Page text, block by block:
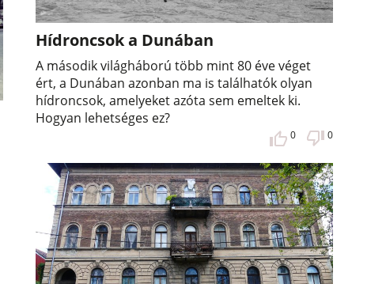
Hídroncsok a Dunában
A második világháború több mint 80 éve véget
ért, a Dunában azonban ma is találhatók olyan
hídroncsok, amelyeket azóta sem emeltek ki.
Hogyan lehetséges ez?
0 0